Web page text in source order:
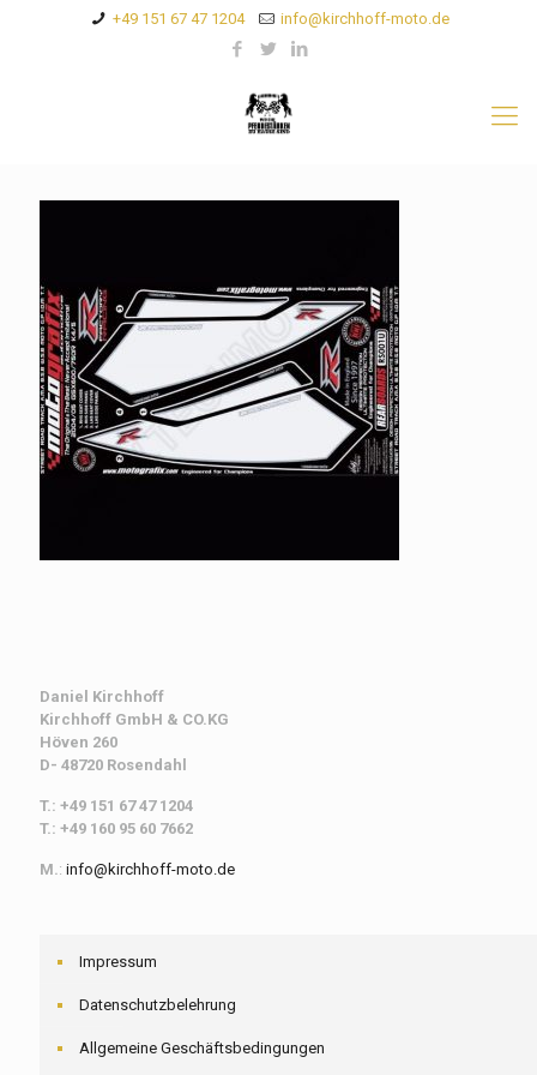
+49 151 67 47 1204 info@kirchhoff-moto.de
Daniel Kirchhoff
Kirchhoff GmbH & CO.KG
Höven 260
D- 48720 Rosendahl
T.: +49 151 67 47 1204
T.: +49 160 95 60 7662
M.: info@kirchhoff-moto.de
Impressum
Datenschutzbelehrung
Allgemeine Geschäftsbedingungen